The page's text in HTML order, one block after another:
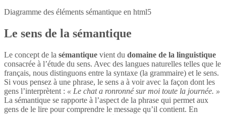
Diagramme des éléments sémantique en html5
Le sens de la sémantique
Le concept de la sémantique vient du domaine de la linguistique
consacrée à l’étude du sens. Avec des langues naturelles telles que le
français, nous distinguons entre la syntaxe (la grammaire) et le sens.
Si vous pensez à une phrase, le sens a à voir avec la façon dont les
gens l’interprètent : « Le chat a ronronné sur moi toute la journée. »
La sémantique se rapporte à l’aspect de la phrase qui permet aux
gens de le lire pour comprendre le message qu’il contient. En